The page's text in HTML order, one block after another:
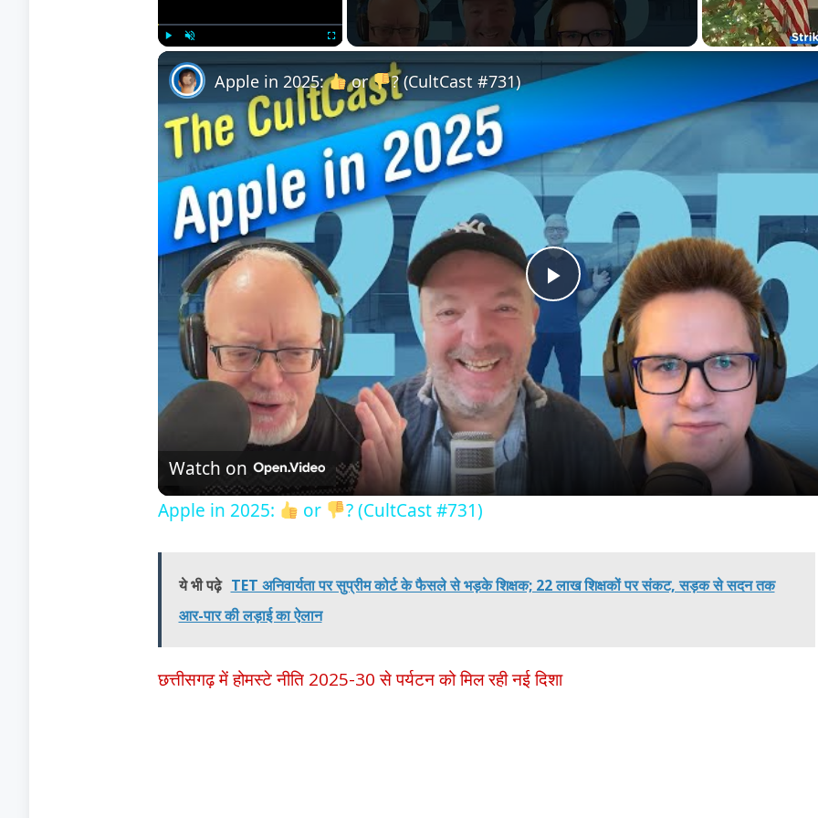
Play Unmute Fullscreen
Play
Video
Apple in 2025: or ? (CultCast #731)
Watch on
Apple in 2025:
or ? (CultCast #731)
ये भी पढ़े TET अनिवार्यता पर सुप्रीम कोर्ट के फैसले से भड़के शिक्षक; 22 लाख शिक्षकों पर संकट, सड़क से सदन तक
आर-पार की लड़ाई का ऐलान
छत्तीसगढ़ में होमस्टे नीति 2025-30 से पर्यटन को मिल रही नई दिशा